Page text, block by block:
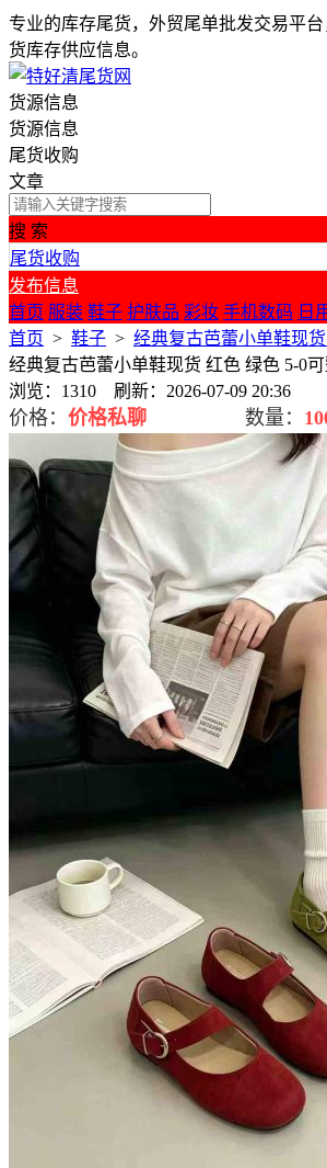
专业的库存尾货，外贸尾单批发交易平
货库存供应信息。
货源信息
货源信息
尾货收购
文章
搜 索
尾货收购
发布信息
首页 服装 鞋子 护肤品 彩妆 手机数码 日
首页 > 鞋子 > 经典复古芭蕾小单鞋现
经典复古芭蕾小单鞋现货 红色 绿色 5-0
浏览：1310 刷新：2026-07-09 20:36
价格： 价格私聊 数量：